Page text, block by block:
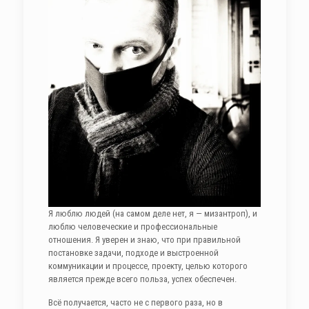
Я люблю людей (на самом деле нет, я — мизантроп), и
люблю человеческие и профессиональные
отношения. Я уверен и знаю, что при правильной
постановке задачи, подходе и выстроенной
коммуникации и процессе, проекту, целью которого
является прежде всего польза, успех обеспечен.
Всё получается, часто не с первого раза, но в